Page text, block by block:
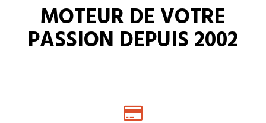
MOTEUR DE VOTRE
PASSION DEPUIS 2002